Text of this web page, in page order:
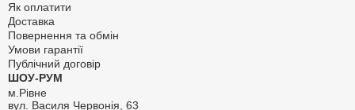
Як оплатити
Доставка
Повернення та обмін
Умови гарантії
Публічний договір
ШОУ-РУМ
м.Рівне
вул. Василя Червонія, 63